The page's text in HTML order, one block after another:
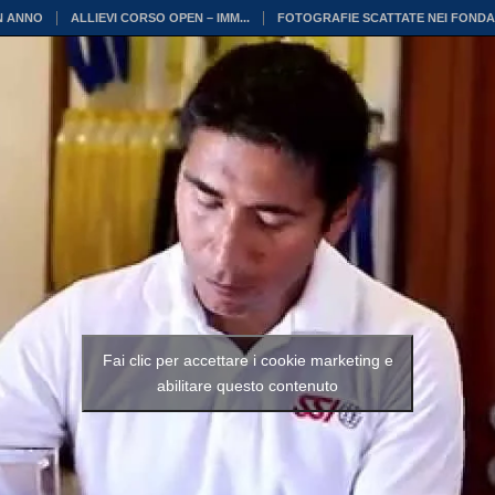
ANNO ALLIEVI CORSO OPEN – IMM... FOTOGRAFIE SCATTATE NEI
Fai clic per accettare i cookie marketing e
abilitare questo contenuto